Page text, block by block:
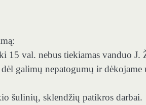
15 val. nebus tiekiamas vanduo J.
galimų nepatogumų ir dėkojame
šulinių, sklendžių patikros darbai.